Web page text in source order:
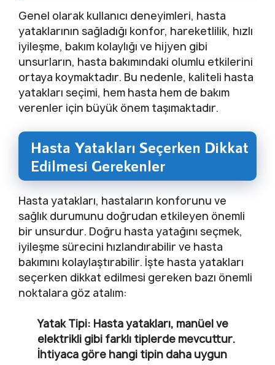
Genel olarak kullanıcı deneyimleri, hasta
yataklarının sağladığı konfor, hareketlilik, hızlı
iyileşme, bakım kolaylığı ve hijyen gibi
unsurların, hasta bakımındaki olumlu etkilerini
ortaya koymaktadır. Bu nedenle, kaliteli hasta
yatakları seçimi, hem hasta hem de bakım
verenler için büyük önem taşımaktadır.
Hasta Yatakları Seçerken Dikkat
Edilmesi Gerekenler
Hasta yatakları, hastaların konforunu ve
sağlık durumunu doğrudan etkileyen önemli
bir unsurdur. Doğru hasta yatağını seçmek,
iyileşme sürecini hızlandırabilir ve hasta
bakımını kolaylaştırabilir. İşte hasta yatakları
seçerken dikkat edilmesi gereken bazı önemli
noktalara göz atalım:
Yatak Tipi: Hasta yatakları, manüel ve
elektrikli gibi farklı tiplerde mevcuttur.
İhtiyaca göre hangi tipin daha uygun